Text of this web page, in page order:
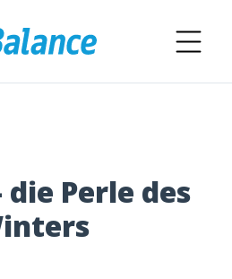
die Perle des